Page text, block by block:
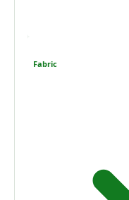
Fabric